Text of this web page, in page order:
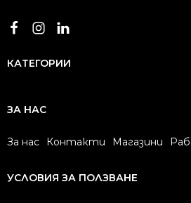
КАТЕГОРИИ
ЗА НАС
За нас Контакти Магазини
УСЛОВИЯ ЗА ПОЛЗВАНЕ